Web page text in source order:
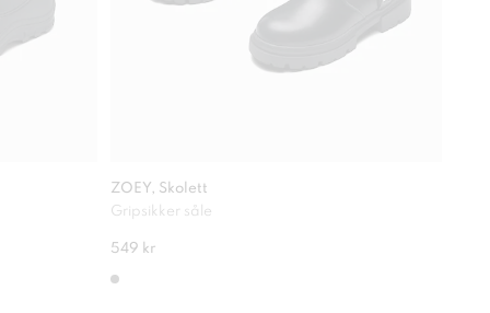
ZOEY, Skolett
Gripsikker såle
549 kr